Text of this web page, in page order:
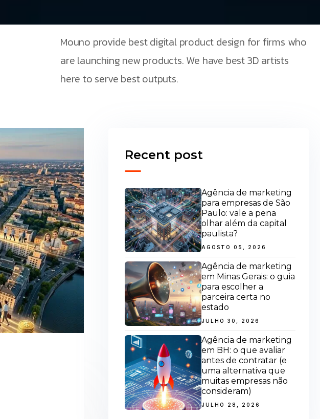
Mouno provide best digital product design for firms who
are launching new products. We have best 3D artists
here to serve best outputs.
Recent post
Agência de marketing
para empresas de São
Paulo: vale a pena
olhar além da capital
paulista?
AGOSTO 05, 2026
Agência de marketing
em Minas Gerais: o guia
para escolher a
parceira certa no
estado
JULHO 30, 2026
Agência de marketing
em BH: o que avaliar
antes de contratar (e
uma alternativa que
muitas empresas não
consideram)
JULHO 28, 2026